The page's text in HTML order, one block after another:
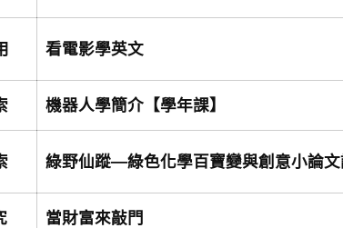
看電影學英文
機器人學簡介【學年課】
綠野仙蹤―綠色化學百寶變與創意小論文
當財富來敲門